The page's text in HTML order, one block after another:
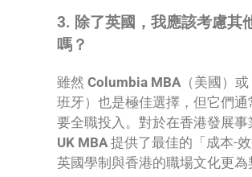
3. 除了英國，我應該考慮其
嗎？
雖然 Columbia MBA（美國）或
班牙）也是極佳選擇，但它們
要全職投入。對於在香港發展事
UK MBA提供了最佳的「成本-
英國學制與香港的職場文化更為